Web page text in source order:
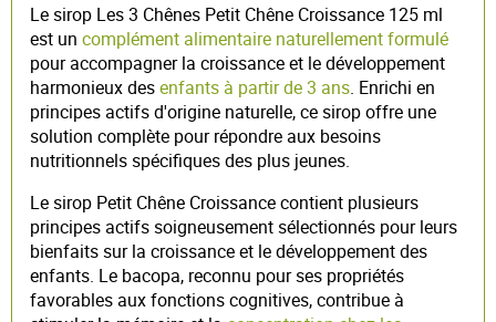
Le sirop Les 3 Chênes Petit Chêne Croissance 125 ml
est un complément alimentaire naturellement formulé
pour accompagner la croissance et le développement
harmonieux desenfants à partir de 3 ans. Enrichi en
principes actifs d'origine naturelle, ce sirop offre une
solution complète pour répondre aux besoins
nutritionnels spécifiques des plus jeunes.
Le sirop Petit Chêne Croissance contient plusieurs
principes actifs soigneusement sélectionnés pour leurs
bienfaits sur la croissance et le développement des
enfants. Le bacopa, reconnu pour ses propriétés
favorables aux fonctions cognitives, contribue à